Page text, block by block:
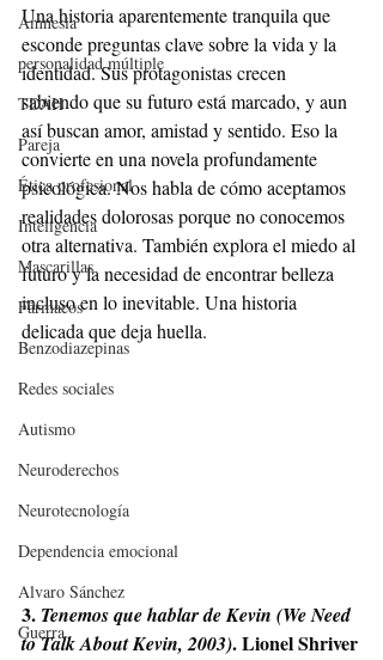
Amnesia
personalidad múltiple
TDAH
Pareja
Ética profesional
Inteligencia
Mascarillas
Fármacos
Benzodiazepinas
Redes sociales
Autismo
Neuroderechos
Neurotecnología
Dependencia emocional
Alvaro Sánchez
Guerra
Una historia aparentemente tranquila que
esconde preguntas clave sobre la vida y la
identidad. Sus protagonistas crecen
sabiendo que su futuro está marcado, y aun
así buscan amor, amistad y sentido. Eso la
convierte en una novela profundamente
psicológica. Nos habla de cómo aceptamos
realidades dolorosas porque no conocemos
otra alternativa. También explora el miedo al
futuro y la necesidad de encontrar belleza
incluso en lo inevitable. Una historia
delicada que deja huella.
3. Tenemos que hablar de Kevin (We Need
to Talk About Kevin, 2003). Lionel Shriver